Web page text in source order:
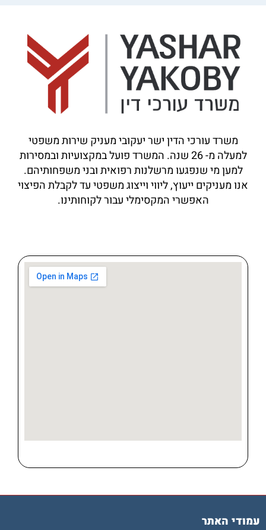
משרד עורכי הדין ישר יעקובי מעניק שירות משפטי
למעלה מ-26שנה. המשרד פועל במקצועיות ובמסירות
למען מי שנפגעו מרשלנות רפואית ובני משפחותיהם.
אנו מעניקים ייעוץ, ליווי וייצוג משפטי עד לקבלת הפיצוי
האפשרי המקסימלי עבור לקוחותינו.
עמודי האתר